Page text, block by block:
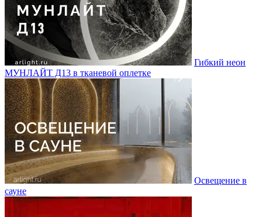
Гибкий неон
МУНЛАЙТ Д13 в тканевой оплетке
Освещение в
сауне